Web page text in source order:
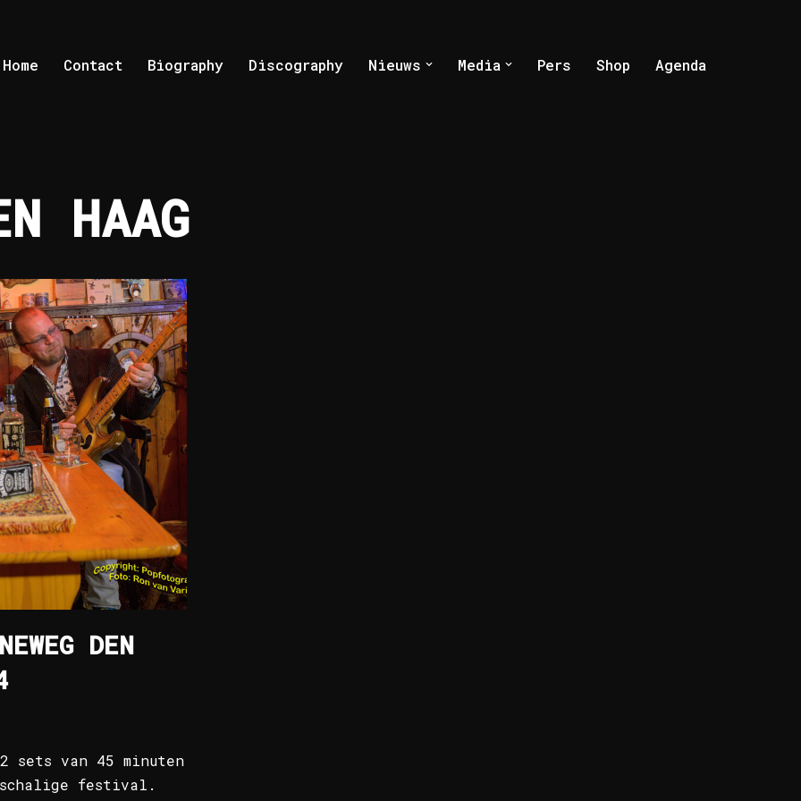
Home Contact Biography Discography Nieuws Media Pers Shop Agenda
HAAG
DEN
sets van 45 minuten
festival.